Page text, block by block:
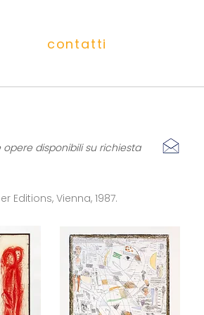
contatti
opere disponibili su richiesta
Editions, Vienna, 1987.